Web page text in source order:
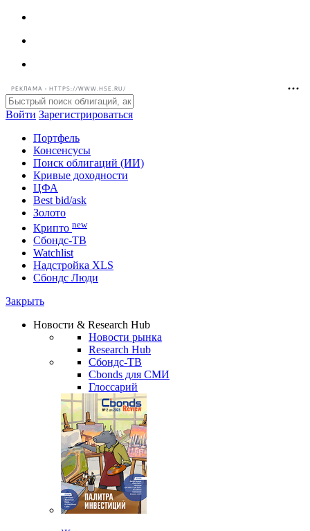
РЕКЛАМА • HTTPS://WWW.HSE.RU/
Войти Зарегистрироваться
Портфель
Консенсусы
Поиск облигаций (ИИ)
Кривые доходности
ЦФА
Best bid/ask
Золото
Крипто new
Watchlist
Сбондс Люди
Новости & Research Hub
Новости рынка
Research Hub
Сбондс-ТВ
Cbonds для СМИ
Глоссарий